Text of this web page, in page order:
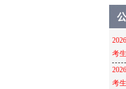
考
考